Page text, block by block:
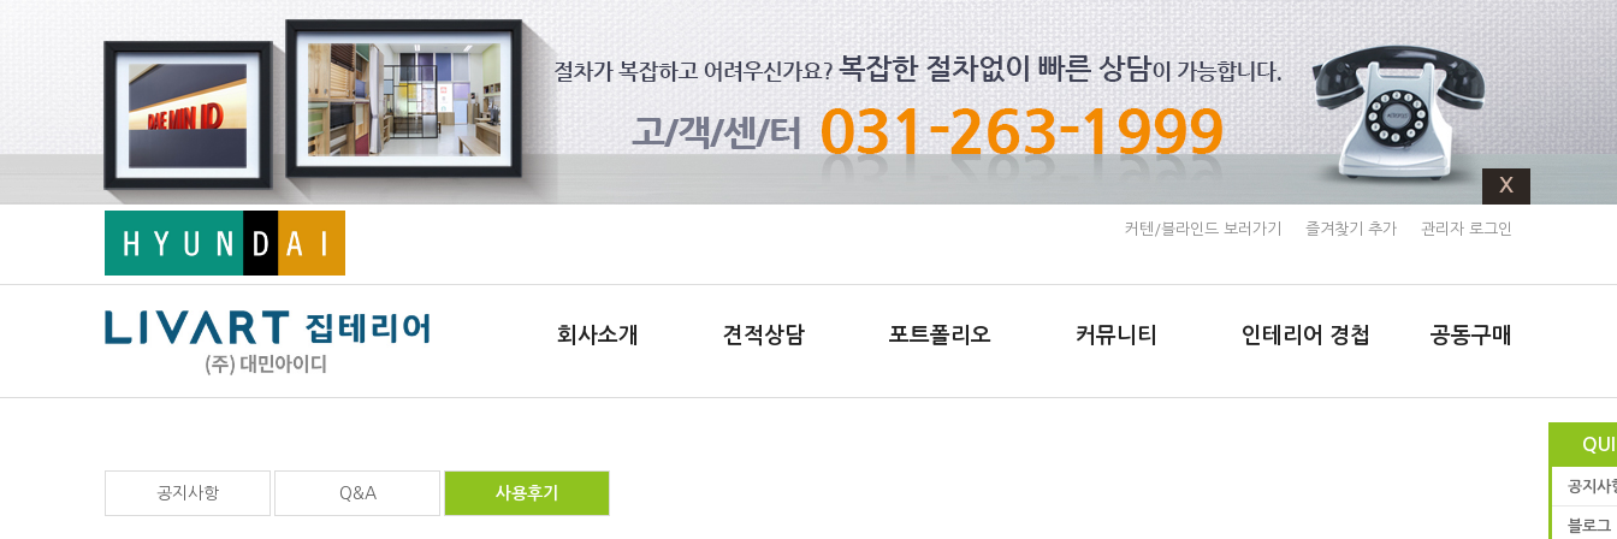
X
커텐/블라인드 보러가기 즐겨찾기 추가 관리자 로그인
회사소개 견적상담 포트폴리오 커뮤니티 인테리어 경첩 공동구매
공지사
블로그
공지사항 Q&A 사용후기